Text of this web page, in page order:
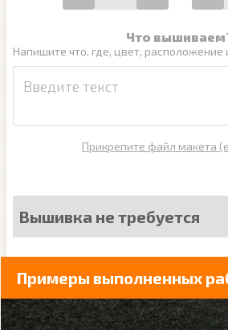
Что
Напишите что, где, цвет, расположение
Прикрепите файл макета
Вышивка не требуется
Примеры выполненных